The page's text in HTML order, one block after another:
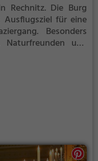
Rechnitz. Die Burg
für eine
Besonders
und
Zeiten und bietet